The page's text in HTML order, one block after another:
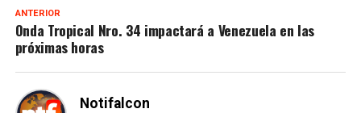
ANTERIOR
Onda Tropical Nro. 34 impactará a Venezuela en las
próximas horas
Notifalcon